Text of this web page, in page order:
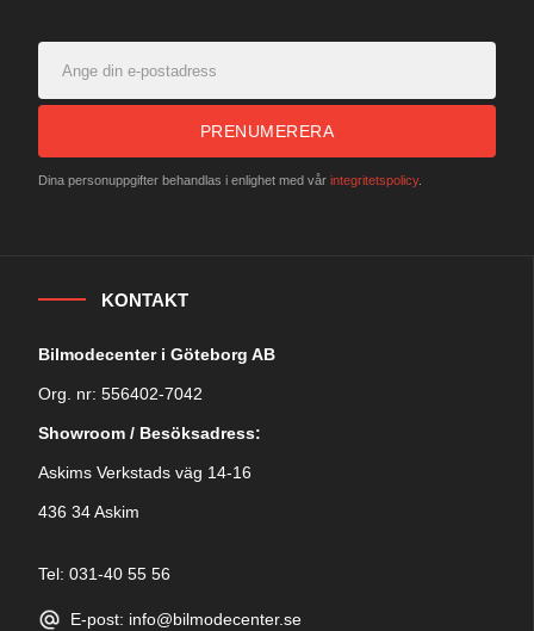
PRENUMERERA
Dina personuppgifter behandlas i enlighet med vår integritetspolicy.
KONTAKT
Bilmodecenter i Göteborg AB
Org. nr: 556402-7042
Showroom / Besöksadress:
Askims Verkstads väg 14-16
436 34 Askim
Tel: 031-40 55 56
E-post: info@bilmodecenter.se